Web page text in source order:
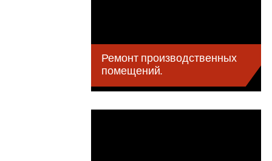
Ремонт производственных
помещений.